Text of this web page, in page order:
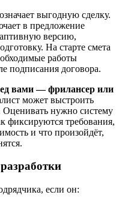
выгодную сделку.
в предложение
версию,
На старте смета
работы
подписания договора.
вами — фрилансер или
может выстроить
Оценивать нужно систему
фиксируются требования,
и что произойдёт,
если он: